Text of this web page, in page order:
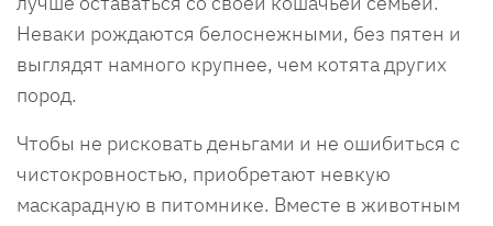
Неваки рождаются белоснежными, без пятен и
выглядят намного крупнее, чем котята других
пород.
Чтобы не рисковать деньгами и не ошибиться с
чистокровностью, приобретают невкую
маскарадную в питомнике. Вместе в животным